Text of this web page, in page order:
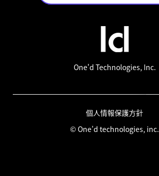
One'd Technologies, Inc.
個人情報保護方針
© One’d technologies, inc.